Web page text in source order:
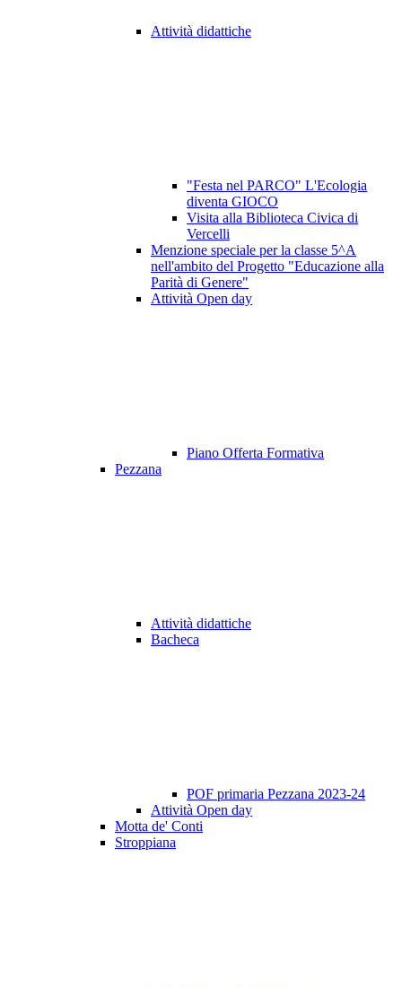
Attività didattiche
"Festa nel PARCO" L'Ecologia
diventa GIOCO
Visita alla Biblioteca Civica di
Vercelli
Menzione speciale per la classe 5^A
nell'ambito del Progetto "Educazione alla
Parità di Genere"
Attività Open day
Piano Offerta Formativa
Pezzana
Attività didattiche
Bacheca
POF primaria Pezzana 2023-24
Attività Open day
Motta de' Conti
Stroppiana